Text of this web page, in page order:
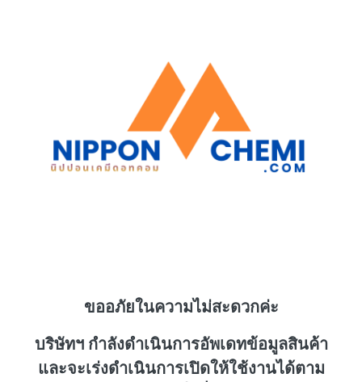
ขออภัยในความไม่สะดวกค่ะ
บริษัทฯ กำลังดำเนินการอัพเดทข้อมูลสินค้า
และจะเร่งดำเนินการเปิดให้ใช้งานได้ตาม